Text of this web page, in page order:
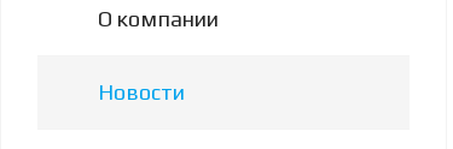
О компании
Новости